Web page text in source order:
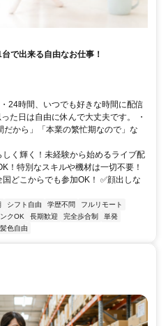
で出来る自由なお仕事！
24時間、いつでも好きな時間に配信
た日は自由に休んで大丈夫です。 ・
だから」「本業の繁忙期なので」な
く輝く！未経験から始めるライブ配
！特別なスキルや機材は一切不要！
どこからでも参加OK！ ✅顔出しな
シフト自由 学歴不問
フルリモート
クOK 長期歓迎 完全歩合制
単発
色自由